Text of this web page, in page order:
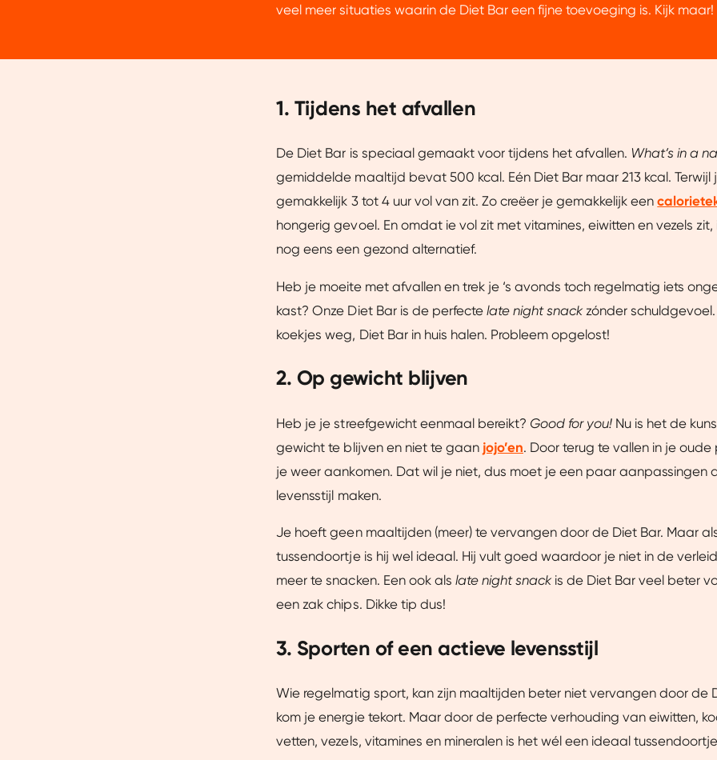
Toestemming Details
veel meer situaties waarin de Diet Bar een fijne toevoeging is. Kijk maar!
1. Tijdens het afvallen
De Diet Bar is speciaal gemaakt voor tijdens het afvallen. What’s in a
gemiddelde maaltijd bevat 500 kcal. Eén Diet Bar maar 213 kcal. Terwijl
gemakkelijk 3 tot 4 uur vol van zit. Zo creëer je gemakkelijk een
hongerig gevoel. En omdat ie vol zit met vitamines, eiwitten en vezels zit,
nog eens een gezond alternatief.
Heb je moeite met afvallen en trek je ‘s avonds toch regelmatig iets
kast? Onze Diet Bar is de perfecte late night snackzónder
koekjes weg, Diet Bar in huis halen. Probleem opgelost!
2. Op gewicht blijven
Heb je je streefgewicht eenmaal bereikt? Good for you! Nu is het de
gewicht te blijven en niet te gaan jojo’en. Door terug te vallen in je oude
je weer aankomen. Dat wil je niet, dus moet je een paar aanpassingen
levensstijl maken.
Je hoeft geen maaltijden (meer) te vervangen door de Diet Bar. Maar
tussendoortje is hij wel ideaal. Hij vult goed waardoor je niet in de
meer te snacken. Een ook als late night snackis de Diet Bar veel beter
een zak chips. Dikke tip dus!
3. Sporten of een actieve levensstijl
Wie regelmatig sport, kan zijn maaltijden beter niet vervangen door de
kom je energie tekort. Maar door de perfecte verhouding van eiwitten,
vetten, vezels, vitamines en mineralen is het wél een ideaal